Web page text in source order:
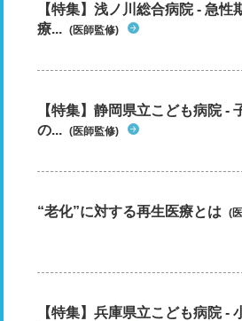
【特集】浅ノ川総合病院 - 急
療... (医師監修)
【特集】静岡県立こども病院 -
の... (医師監修)
“老化”に対する再生医療とは (
【特集】兵庫県立こども病院 -